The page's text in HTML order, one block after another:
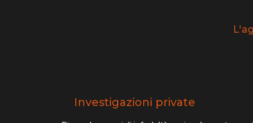
Investigazioni private